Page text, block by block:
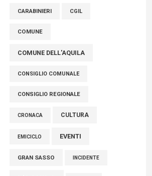
tra cui molti abruzzesi"
06 Agosto 2026
CARABINIERI CGIL
COMUNE
COMUNE DELL'AQUILA
CONSIGLIO COMUNALE
CONSIGLIO REGIONALE
CRONACA CULTURA
EMICICLO EVENTI
GRAN SASSO INCIDENTE